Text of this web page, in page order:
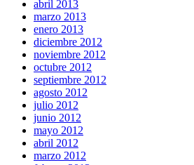
abril 2013
marzo 2013
enero 2013
diciembre 2012
noviembre 2012
octubre 2012
septiembre 2012
agosto 2012
julio 2012
junio 2012
mayo 2012
abril 2012
marzo 2012